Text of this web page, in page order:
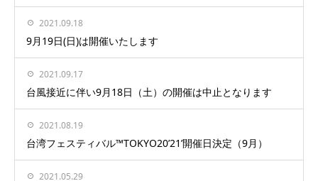
2021.09.18
9月19日(日)は開催いたします
2021.09.17
台風接近に伴い9月18日（土）の開催は中止となります
2021.08.19
台湾フェスティバル™TOKYO20’21’開催日決定（9月）
2021.05.29